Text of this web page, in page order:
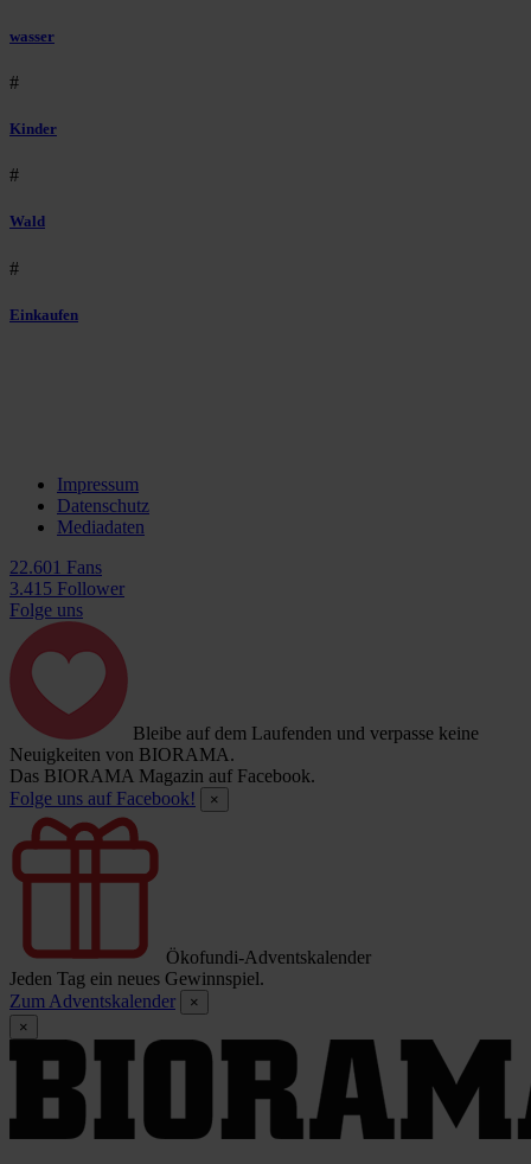
wasser
#
Kinder
#
Wald
#
Einkaufen
Impressum
Datenschutz
Mediadaten
22.601 Fans
3.415 Follower
Folge uns
Bleibe auf dem Laufenden und verpasse keine
Neuigkeiten von BIORAMA.
Das BIORAMA Magazin auf Facebook.
Folge uns auf Facebook!
×
Ökofundi-Adventskalender
Jeden Tag ein neues Gewinnspiel.
Zum Adventskalender
×
×